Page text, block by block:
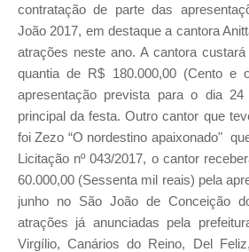
contratação de parte das
João 2017, em destaque a cantora
atrações neste ano. A cantora
quantia de R$ 180.000,00 (Cento e
apresentação prevista para o dia
principal da festa. Outro cantor que
foi Zezo “O nordestino apaixonado"
Licitação nº 043/2017, o cantor
60.000,00 (Sessenta mil reais) pela
junho no São João de Conceição
atrações já anunciadas pela
Virgílio, Canários do Reino, Del